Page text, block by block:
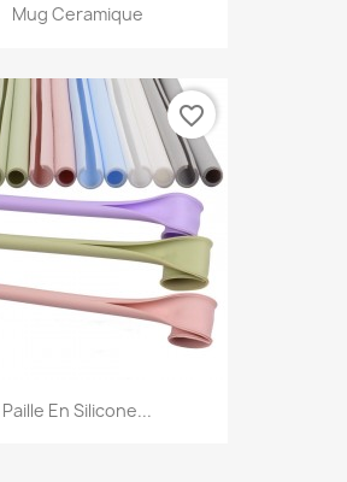
Mug Ceramique
Paille En Silicone...
favorite_border